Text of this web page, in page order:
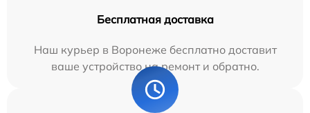
Бесплатная доставка
Наш курьер в Воронеже бесплатно доставит
ваше устройство на ремонт и обратно.